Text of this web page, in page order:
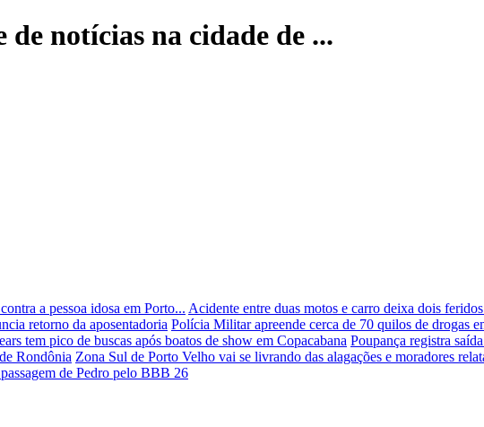
notícias na cidade de ...
a pessoa idosa em Porto... Acidente entre duas motos e carro deixa dois
retorno da aposentadoria Polícia Militar apreende cerca de 70 quilos de drogas
tem pico de buscas após boatos de show em Copacabana Poupança registra
Rondônia Zona Sul de Porto Velho vai se livrando das alagações e moradores
de Pedro pelo BBB 26